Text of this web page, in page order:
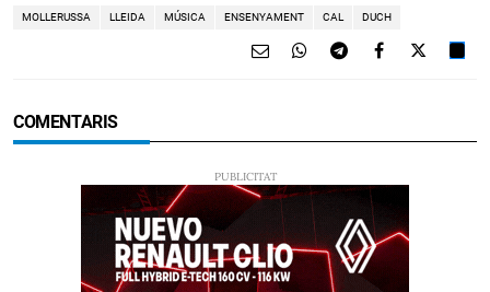
MOLLERUSSA LLEIDA MÚSICA ENSENYAMENT CAL DUCH
COMENTARIS